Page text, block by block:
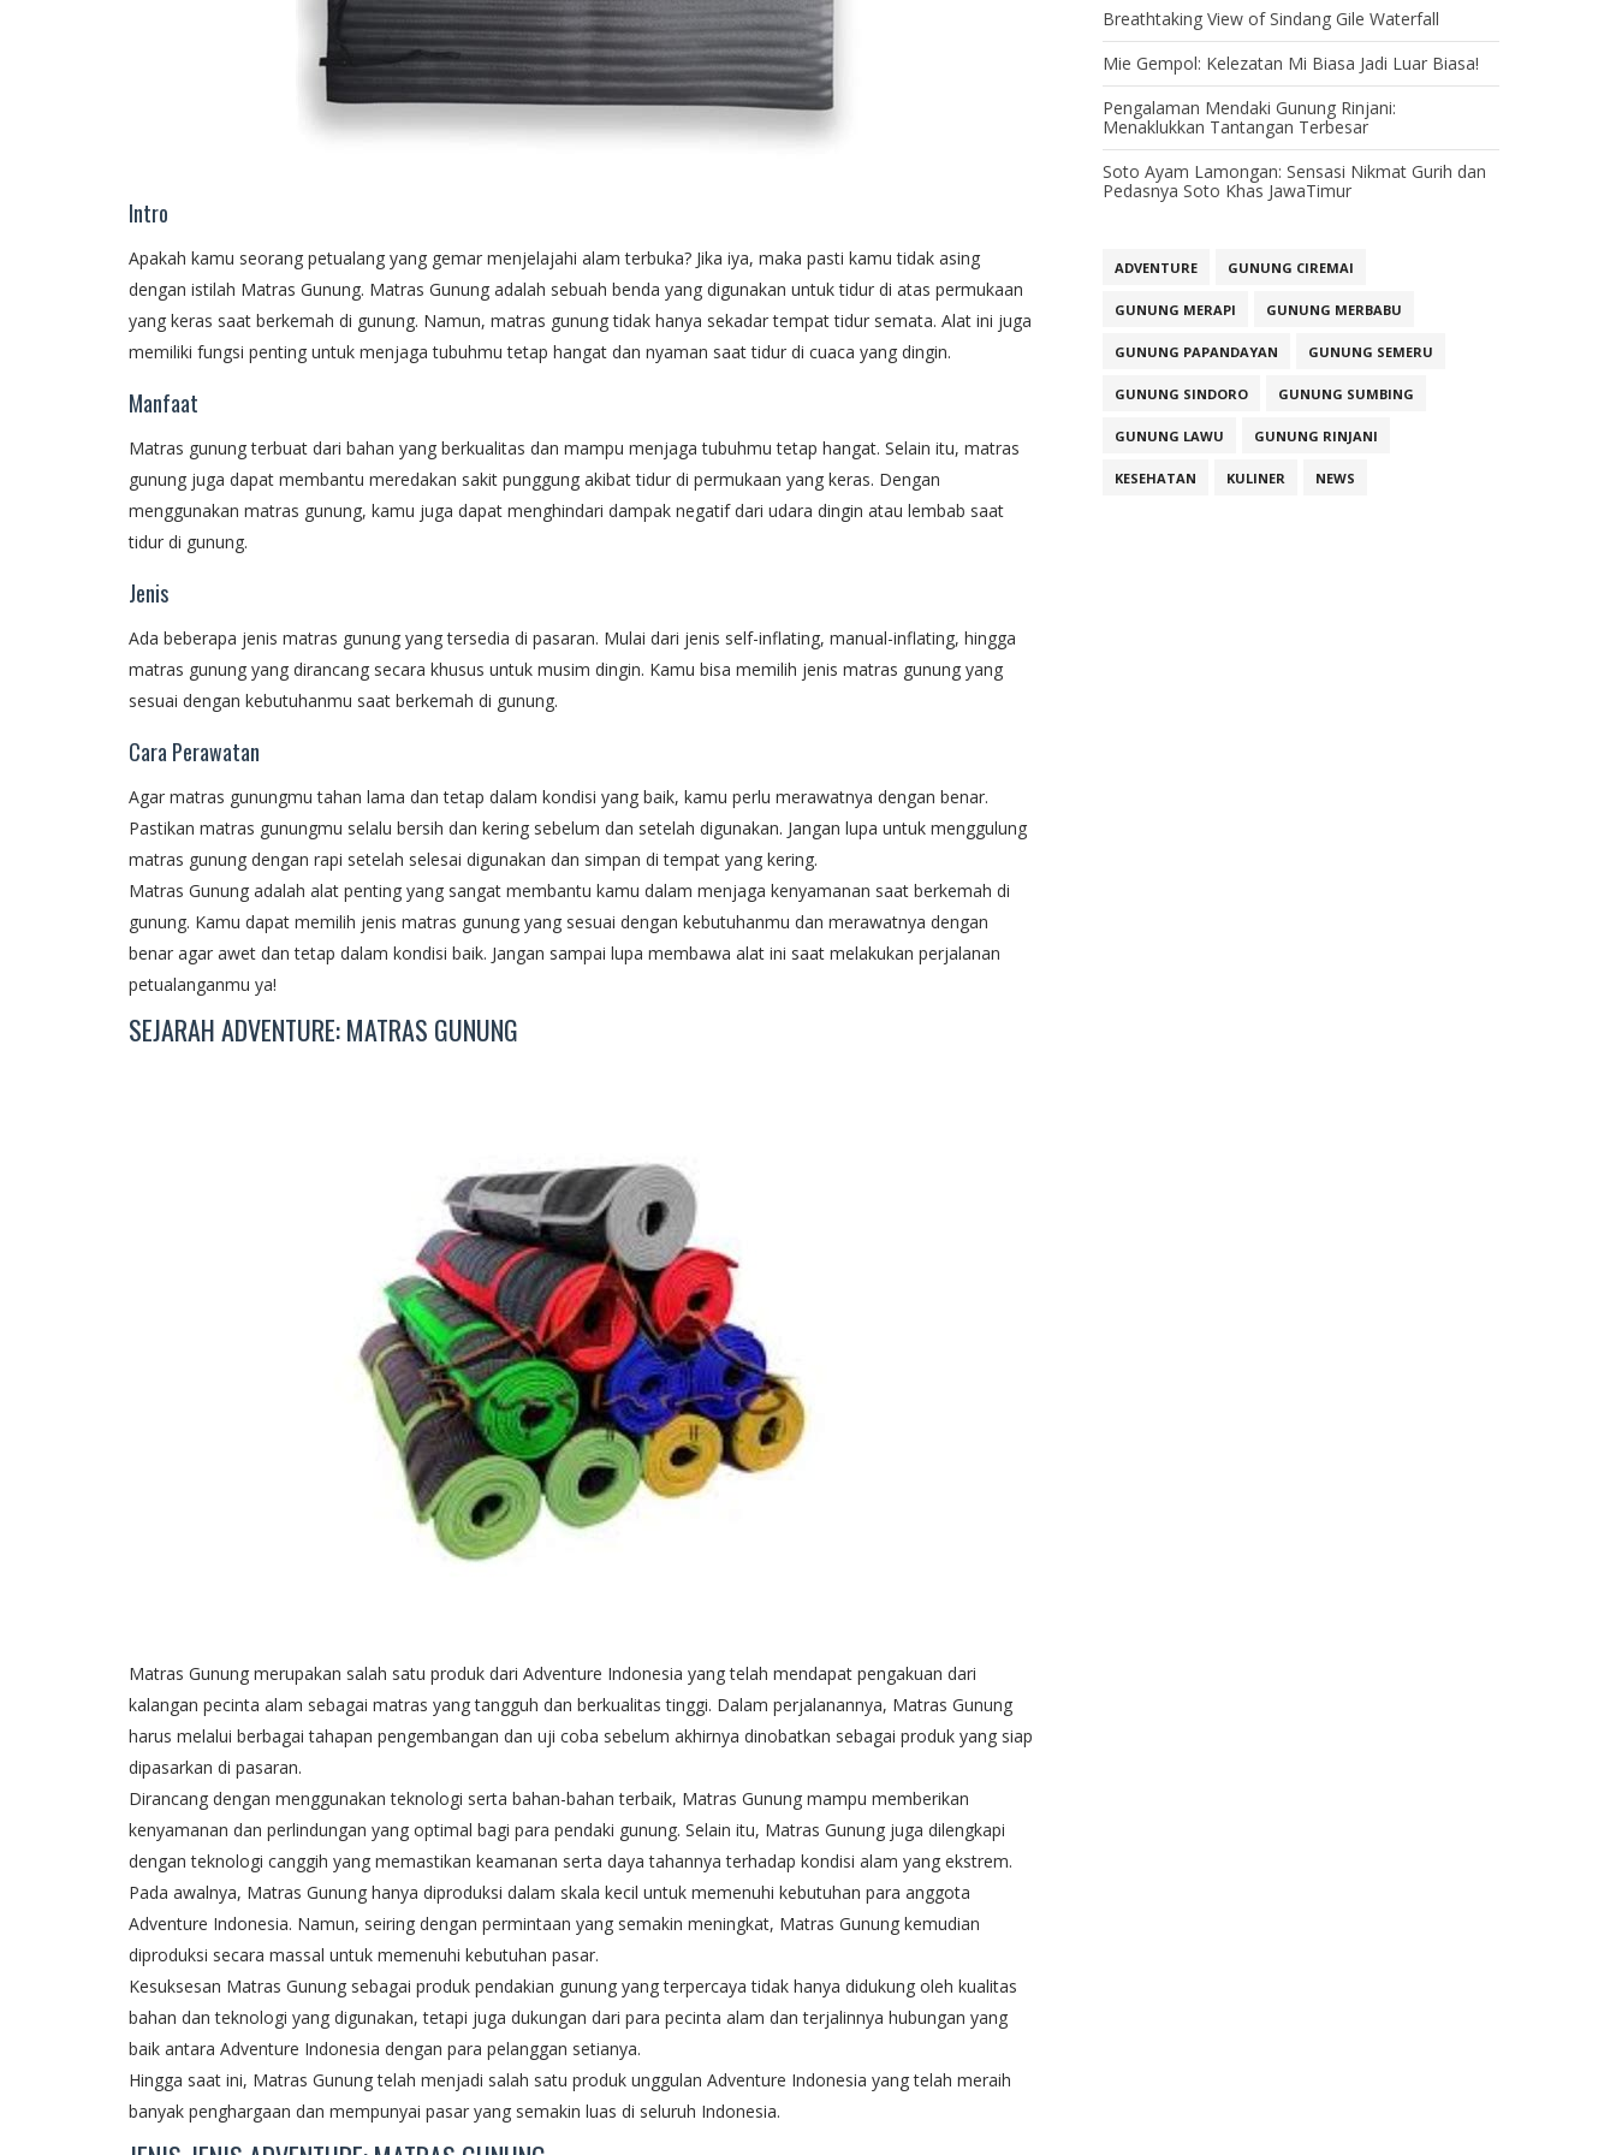
Intro
Apakah kamu seorang petualang yang gemar menjelajahi alam terbuka? Jika iya, maka pasti kamu tidak asing
dengan istilah Matras Gunung. Matras Gunung adalah sebuah benda yang digunakan untuk tidur di atas permukaan
yang keras saat berkemah di gunung. Namun, matras gunung tidak hanya sekadar tempat tidur semata. Alat ini juga
memiliki fungsi penting untuk menjaga tubuhmu tetap hangat dan nyaman saat tidur di cuaca yang dingin.
Manfaat
Matras gunung terbuat dari bahan yang berkualitas dan mampu menjaga tubuhmu tetap hangat. Selain itu, matras
gunung juga dapat membantu meredakan sakit punggung akibat tidur di permukaan yang keras. Dengan
menggunakan matras gunung, kamu juga dapat menghindari dampak negatif dari udara dingin atau lembab saat
tidur di gunung.
Jenis
Ada beberapa jenis matras gunung yang tersedia di pasaran. Mulai dari jenis self-inflating, manual-inflating, hingga
matras gunung yang dirancang secara khusus untuk musim dingin. Kamu bisa memilih jenis matras gunung yang
sesuai dengan kebutuhanmu saat berkemah di gunung.
Cara Perawatan
Agar matras gunungmu tahan lama dan tetap dalam kondisi yang baik, kamu perlu merawatnya dengan benar.
Pastikan matras gunungmu selalu bersih dan kering sebelum dan setelah digunakan. Jangan lupa untuk menggulung
matras gunung dengan rapi setelah selesai digunakan dan simpan di tempat yang kering.
Matras Gunung adalah alat penting yang sangat membantu kamu dalam menjaga kenyamanan saat berkemah di
gunung. Kamu dapat memilih jenis matras gunung yang sesuai dengan kebutuhanmu dan merawatnya dengan
benar agar awet dan tetap dalam kondisi baik. Jangan sampai lupa membawa alat ini saat melakukan perjalanan
petualanganmu ya!
SEJARAH ADVENTURE: MATRAS GUNUNG
Matras Gunung merupakan salah satu produk dari Adventure Indonesia yang telah mendapat pengakuan dari
kalangan pecinta alam sebagai matras yang tangguh dan berkualitas tinggi. Dalam perjalanannya, Matras Gunung
harus melalui berbagai tahapan pengembangan dan uji coba sebelum akhirnya dinobatkan sebagai produk yang siap
dipasarkan di pasaran.
Dirancang dengan menggunakan teknologi serta bahan-bahan terbaik, Matras Gunung mampu memberikan
kenyamanan dan perlindungan yang optimal bagi para pendaki gunung. Selain itu, Matras Gunung juga dilengkapi
dengan teknologi canggih yang memastikan keamanan serta daya tahannya terhadap kondisi alam yang ekstrem.
Pada awalnya, Matras Gunung hanya diproduksi dalam skala kecil untuk memenuhi kebutuhan para anggota
Adventure Indonesia. Namun, seiring dengan permintaan yang semakin meningkat, Matras Gunung kemudian
diproduksi secara massal untuk memenuhi kebutuhan pasar.
Kesuksesan Matras Gunung sebagai produk pendakian gunung yang terpercaya tidak hanya didukung oleh kualitas
bahan dan teknologi yang digunakan, tetapi juga dukungan dari para pecinta alam dan terjalinnya hubungan yang
baik antara Adventure Indonesia dengan para pelanggan setianya.
Hingga saat ini, Matras Gunung telah menjadi salah satu produk unggulan Adventure Indonesia yang telah meraih
banyak penghargaan dan mempunyai pasar yang semakin luas di seluruh Indonesia.
Breathtaking View of Sindang Gile Waterfall
Mie Gempol: Kelezatan Mi Biasa Jadi Luar Biasa!
Pengalaman Mendaki Gunung Rinjani:
Menaklukkan Tantangan Terbesar
Soto Ayam Lamongan: Sensasi Nikmat Gurih dan
Pedasnya Soto Khas JawaTimur
ADVENTURE GUNUNG CIREMAI
GUNUNG MERAPI GUNUNG MERBABU
GUNUNG PAPANDAYAN GUNUNG SEMERU
GUNUNG SINDORO GUNUNG SUMBING
GUNUNG LAWU GUNUNG RINJANI
KESEHATAN KULINER NEWS